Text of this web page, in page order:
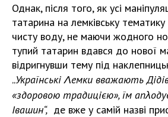
Однак, після того, як усі
татарина на лемківську
чисту воду, не маючи жодного
тупий татарин вдався до нової
відригнувши тему під
„Українські Λемки вважають
«здоровою традицією», їм
Івашин“, де вже у самій назві